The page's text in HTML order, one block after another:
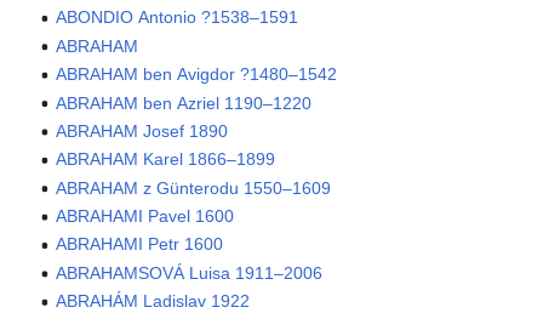
ABONDIO Antonio ?1538–1591
ABRAHAM
ABRAHAM ben Avigdor ?1480–1542
ABRAHAM ben Azriel 1190–1220
ABRAHAM Josef 1890
ABRAHAM Karel 1866–1899
ABRAHAM z Günterodu 1550–1609
ABRAHAMI Pavel 1600
ABRAHAMI Petr 1600
ABRAHAMSOVÁ Luisa 1911–2006
ABRAHÁM Ladislav 1922